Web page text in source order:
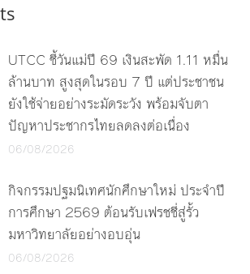
UTCC ชี้วันแม่ปี 69 เงินสะพัด 1.11 หมื่น
ล้านบาท สูงสุดในรอบ 7 ปี แต่ประชาชน
ยังใช้จ่ายอย่างระมัดระวัง พร้อมจับตา
ปัญหาประชากรไทยลดลงต่อเนื่อง
06/08/2026
กิจกรรมปฐมนิเทศนักศึกษาใหม่ ประจำปี
การศึกษา 2569 ต้อนรับเฟรชชี่สู่รั้ว
มหาวิทยาลัยอย่างอบอุ่น
06/08/2026